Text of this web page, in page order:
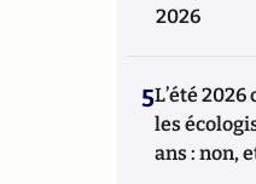
2026
5L’été
les
ans : non,